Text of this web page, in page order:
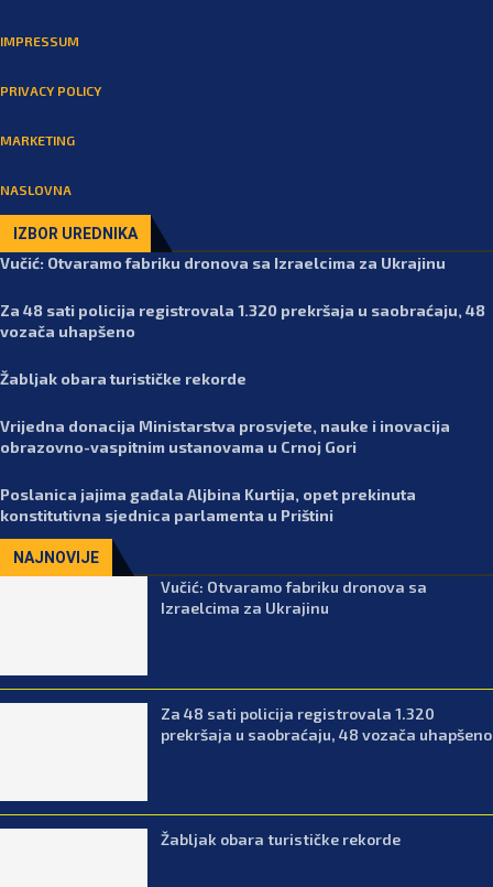
IMPRESSUM
PRIVACY POLICY
MARKETING
NASLOVNA
IZBOR UREDNIKA
Vučić: Otvaramo fabriku dronova sa Izraelcima za Ukrajinu
Za 48 sati policija registrovala 1.320 prekršaja u saobraćaju, 48
vozača uhapšeno
Žabljak obara turističke rekorde
Vrijedna donacija Ministarstva prosvjete, nauke i inovacija
obrazovno-vaspitnim ustanovama u Crnoj Gori
Poslanica jajima gađala Aljbina Kurtija, opet prekinuta
konstitutivna sjednica parlamenta u Prištini
NAJNOVIJE
Vučić: Otvaramo fabriku dronova sa
Izraelcima za Ukrajinu
Za 48 sati policija registrovala 1.320
prekršaja u saobraćaju, 48 vozača uhapšeno
Žabljak obara turističke rekorde